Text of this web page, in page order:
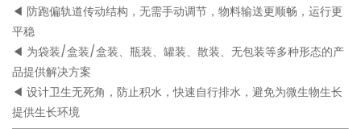
◀ 防跑偏轨道传动结构，无需手动调节，物料输送更顺畅，运行更
平稳
◀ 为袋装/盒装/盒装、瓶装、罐装、散装、无包装等多种形态的产
品提供解决方案
◀ 设计卫生无死角，防止积水，快速自行排水，避免为微生物生长
提供生长环境